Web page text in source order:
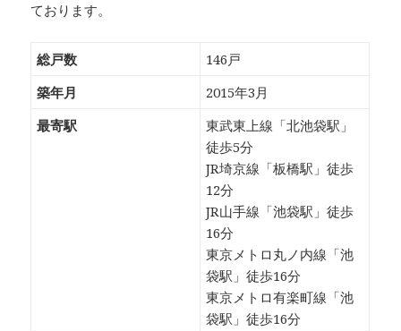
ております。
総戸数
146戸
築年月
2015年3月
最寄駅
東武東上線「北池袋駅」
徒歩5分
JR埼京線「板橋駅」徒歩
12分
JR山手線「池袋駅」徒歩
16分
東京メトロ丸ノ内線「池
袋駅」徒歩16分
東京メトロ有楽町線「池
袋駅」徒歩16分